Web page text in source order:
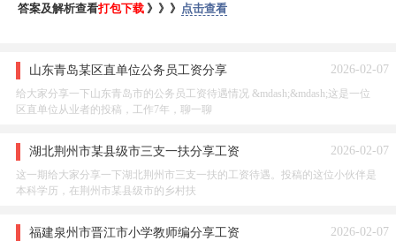
答案及解析查看打包下载 》》》 点击查看
山东青岛某区直单位公务员工资分享 2026-02-07
给大家分享一下山东青岛市的公务员工资待遇情况 &mdash;&mdash;这是一位
区直单位从业者的投稿，工作7年，聊一聊
湖北荆州市某县级市三支一扶分享工资 2026-02-07
这一期给大家分享一下湖北荆州市三支一扶的工资待遇。投稿的这位小伙伴是
本科学历，在荆州市某县级市的乡村扶
福建泉州市晋江市小学教师编分享工资 2026-02-07